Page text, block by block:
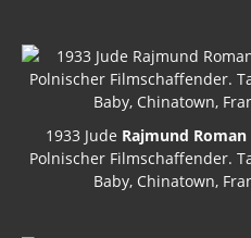
1933 Jude Rajmund
Polnischer Filmschaffender.
Baby, Chinatown,